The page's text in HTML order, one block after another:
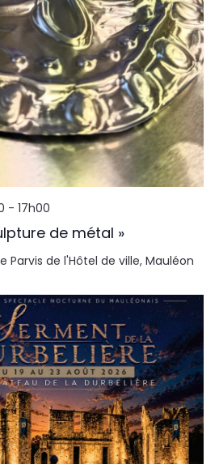
de métal »
- 17h00
Parvis de l'Hôtel de ville, Mauléon